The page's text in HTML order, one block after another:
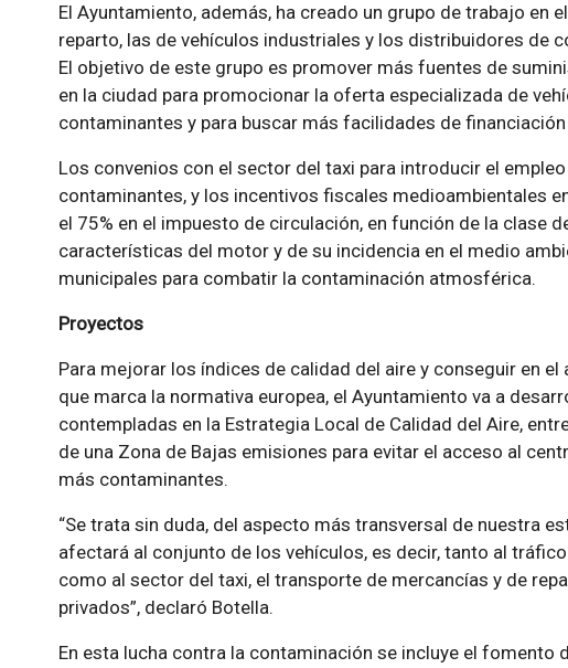
El Ayuntamiento, además, ha creado un grupo de trabajo en
reparto, las de vehículos industriales y los distribuidores de
El objetivo de este grupo es promover más fuentes de
en la ciudad para promocionar la oferta especializada de
contaminantes y para buscar más facilidades de
Los convenios con el sector del taxi para introducir el
contaminantes, y los incentivos fiscales medioambientales
el 75% en el impuesto de circulación, en función de la clase
características del motor y de su incidencia en el medio
municipales para combatir la contaminación atmosférica.
Proyectos
Para mejorar los índices de calidad del aire y conseguir en
que marca la normativa europea, el Ayuntamiento va a
contempladas en la Estrategia Local de Calidad del Aire,
de una Zona de Bajas emisiones para evitar el acceso al
más contaminantes.
“Se trata sin duda, del aspecto más transversal de nuestra
afectará al conjunto de los vehículos, es decir, tanto al
como al sector del taxi, el transporte de mercancías y de
privados”, declaró Botella.
En esta lucha contra la contaminación se incluye el fomento